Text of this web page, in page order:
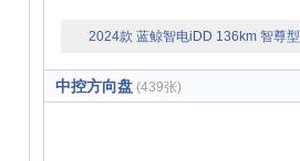
2024款 蓝鲸智电iDD 136km 智尊型
中控方向盘 (439张)